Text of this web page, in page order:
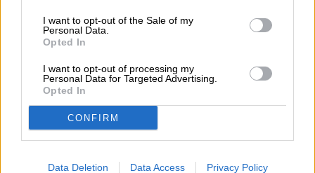
I want to opt-out of the Sale of my
Personal Data.
Opted In
I want to opt-out of processing my
Personal Data for Targeted Advertising.
Opted In
CONFIRM
Data Deletion Data Access Privacy Policy
Spectre ha estado atormentando la